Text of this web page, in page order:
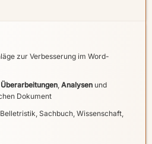
zur Verbesserung im Word-
Überarbeitungen Analysen und
Dokument
Sachbuch, Wissenschaft,